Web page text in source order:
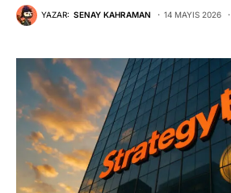
YAZAR: SENAY KAHRAMAN 14 MAYIS 2026